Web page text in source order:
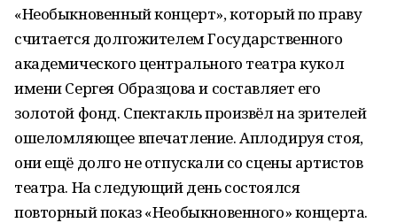
«Необыкновенный концерт», который по праву
считается долгожителем Государственного
академического центрального театра кукол
имени Сергея Образцова и составляет его
золотой фонд. Спектакль произвёл на зрителей
ошеломляющее впечатление. Аплодируя стоя,
они ещё долго не отпускали со сцены артистов
театра. На следующий день состоялся
повторный показ «Необыкновенного» концерта.